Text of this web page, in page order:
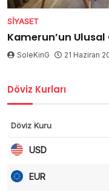
SIYASET
Kamerun’un Ulusal
SoleKinG 21 Haziran
Döviz Kurları
Döviz Kuru
USD
EUR